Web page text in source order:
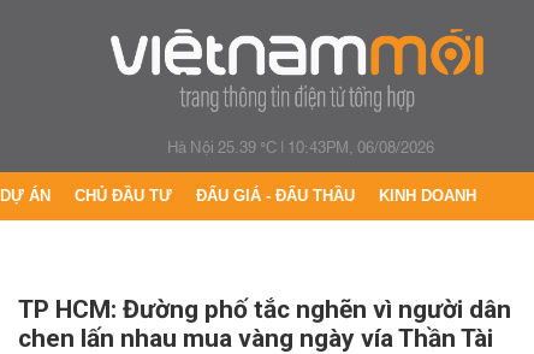
Hà Nội 25.39 °C| 10:43PM, 06/08/2026
DỰ ÁN CHỦ ĐẦU TƯ ĐẤU GIÁ - ĐẤU THẦU KINH DOANH
TP HCM: Đường phố tắc nghẽn vì người dân
chen lấn nhau mua vàng ngày vía Thần Tài